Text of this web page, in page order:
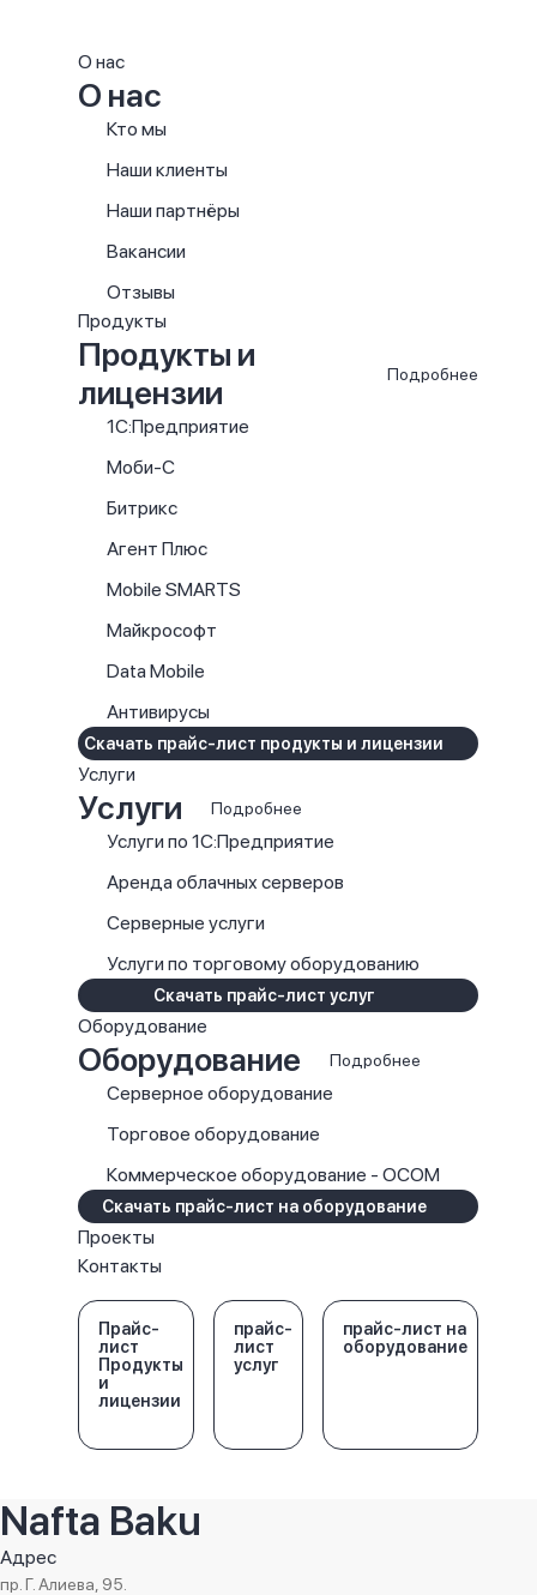
О нас
О нас
Кто мы
Наши клиенты
Наши партнёры
Вакансии
Отзывы
Продукты
Продукты и
лицензии
Подробнее
1С:Предприятие
Моби-С
Битрикс
Агент Плюс
Mobile SMARTS
Майкрософт
Data Mobile
Антивирусы
Скачать прайс-лист продукты и лицензии
Услуги
Услуги Подробнее
Услуги по 1С:Предприятие
Аренда облачных серверов
Серверные услуги
Услуги по торговому оборудованию
Скачать прайс-лист услуг
Оборудование
Оборудование Подробнее
Серверное оборудование
Торговое оборудование
Коммерческое оборудование - OCOM
Скачать прайс-лист на оборудование
Проекты
Контакты
Прайс-
лист
Продукты
и
лицензии
прайс-
лист
услуг
прайс-лист на
оборудование
Nafta Baku
Адрес
пр. Г. Алиева, 95.